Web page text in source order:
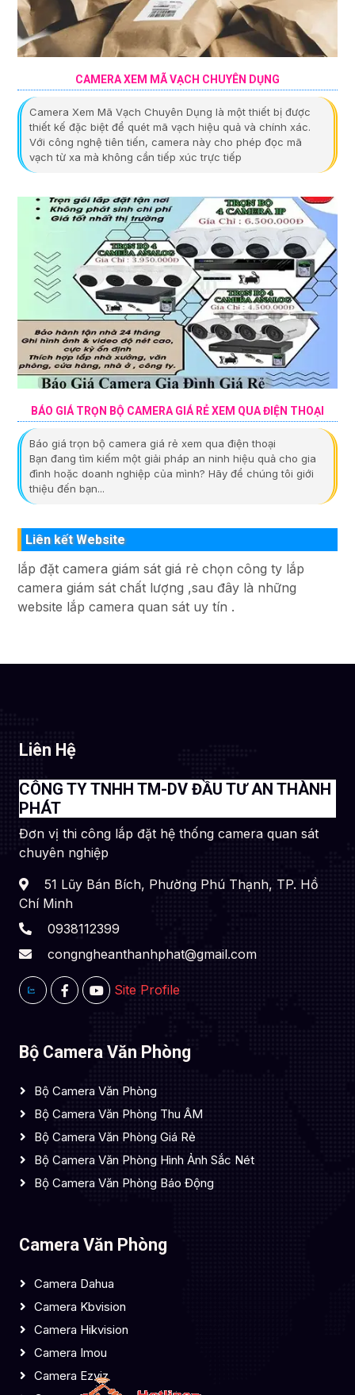
CAMERA XEM MÃ VẠCH CHUYÊN DỤNG
Camera Xem Mã Vạch Chuyên Dụng là một thiết bị được
thiết kế đặc biệt để quét mã vạch hiệu quả và chính xác.
Với công nghệ tiên tiến, camera này cho phép đọc mã
vạch từ xa mà không cần tiếp xúc trực tiếp
BÁO GIÁ TRỌN BỘ CAMERA GIÁ RẺ XEM QUA ĐIỆN THOẠI
Báo giá trọn bộ camera giá rẻ xem qua điện thoại
Bạn đang tìm kiếm một giải pháp an ninh hiệu quả cho gia
đình hoặc doanh nghiệp của mình? Hãy để chúng tôi giới
thiệu đến bạn...
Liên kết Website
lắp đặt camera giám sát giá rẻ chọn công ty lắp
camera giám sát chất lượng ,sau đây là những
website lắp camera quan sát uy tín .
Liên Hệ
CÔNG TY TNHH TM-DV ĐẦU TƯ AN THÀNH
PHÁT
Đơn vị thi công lắp đặt hệ thống camera quan sát
chuyên nghiệp
51 Lũy Bán Bích, Phường Phú Thạnh, TP. Hồ
Chí Minh
0938112399
congngheanthanhphat@gmail.com
Site Profile
Bộ Camera Văn Phòng
Bộ Camera Văn Phòng
Bộ Camera Văn Phòng Thu ÂM
Bộ Camera Văn Phòng Giá Rẻ
Bộ Camera Văn Phòng Hình Ảnh Sắc Nét
Bộ Camera Văn Phòng Báo Động
Camera Văn Phòng
Camera Dahua
Camera Kbvision
Camera Hikvision
Camera Imou
Camera Ezviz